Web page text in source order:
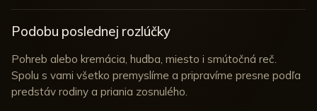
Podobu poslednej rozlúčky
Pohreb alebo kremácia, hudba, miesto i smútočná reč.
Spolu s vami všetko premyslíme a pripravíme presne podľa
predstáv rodiny a priania zosnulého.